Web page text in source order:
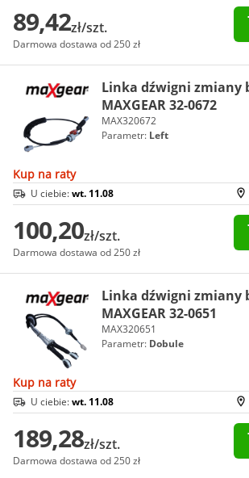
89,42zł/szt.
Darmowa dostawa od 250 zł
Linka dźwigni zmiany
MAXGEAR 32-0672
MAX320672
Parametr: Left
Kup na raty
U ciebie:wt. 11.08
100,20zł/szt.
Darmowa dostawa od 250 zł
Linka dźwigni zmiany
MAXGEAR 32-0651
MAX320651
Parametr: Dobule
Kup na raty
U ciebie:wt. 11.08
189,28zł/szt.
Darmowa dostawa od 250 zł